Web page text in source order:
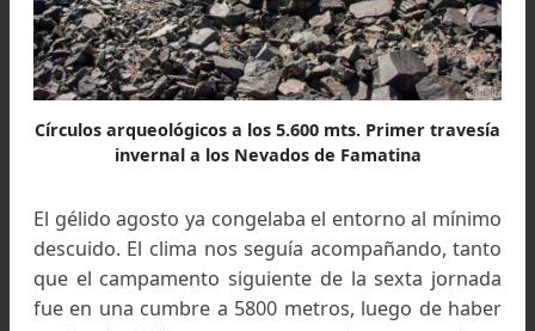
Leños a los 5.200 mts. Cerro Negro Overo de
Primer travesía invernal a los Nevados de